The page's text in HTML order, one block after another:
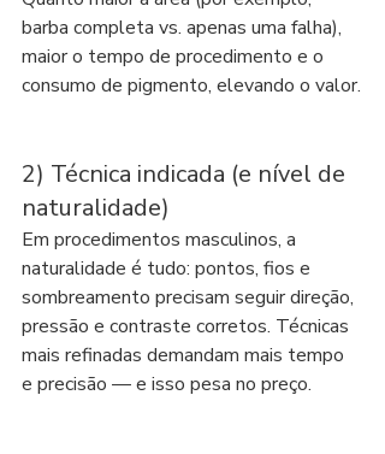
barba completa vs. apenas uma falha),
maior o tempo de procedimento e o
consumo de pigmento, elevando o valor.
2) Técnica indicada (e nível de
naturalidade)
Em procedimentos masculinos, a
naturalidade é tudo: pontos, fios e
sombreamento precisam seguir direção,
pressão e contraste corretos. Técnicas
mais refinadas demandam mais tempo
e precisão — e isso pesa no preço.